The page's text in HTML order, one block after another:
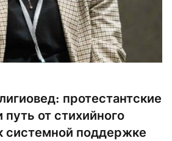
протестантские
от стихийного
системной поддержке